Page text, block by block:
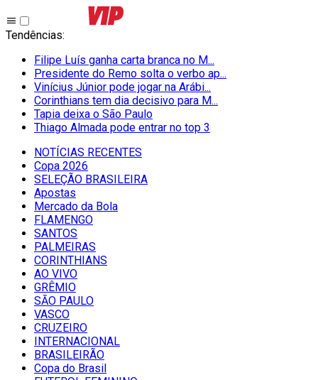
Tendências:
Filipe Luís ganha carta branca no M...
Presidente do Remo solta o verbo ap...
Vinícius Júnior pode jogar na Arábi...
Corinthians tem dia decisivo para M...
Tapia deixa o São Paulo
Thiago Almada pode entrar no top 3
NOTÍCIAS RECENTES
Copa 2026
SELEÇÃO BRASILEIRA
Apostas
Mercado da Bola
FLAMENGO
SANTOS
PALMEIRAS
CORINTHIANS
AO VIVO
GRÊMIO
SĀO PAULO
VASCO
CRUZEIRO
INTERNACIONAL
BRASILEIRÃO
Copa do Brasil